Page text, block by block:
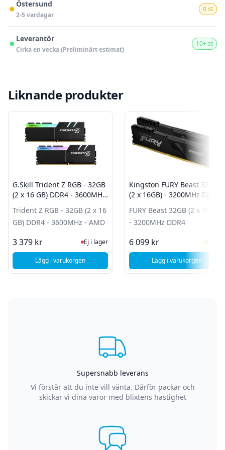
Östersund
2-5 vardagar
0 st
Leverantör
Cirka en vecka (Preliminärt estimat)
10+ st
Liknande produkter
G.Skill Trident Z RGB - 32GB
(2 x 16 GB) DDR4 - 3600MHz
Trident Z RGB - 32GB (2 x 16
GB) DDR4 - 3600MHz - AMD
3 379 kr Ej i lager, besök produktsidan för
Ej i lager
Lägg i varukorgen, G.Skill Trident Z RGB - 32GB (2 x 16 GB) DDR4 - 3600MHz
Kingston FURY Beast 32GB
(2 x 16GB) - 3200MHz DDR4
FURY Beast 32GB (2 x 16GB)
- 3200MHz DDR4
6 099 kr I
Lägg i varukorgen
, Kingston FURY
Supersnabb leverans
Vi förstår att du inte vill vänta. Därför packar och
skickar vi dina varor med blixtens hastighet